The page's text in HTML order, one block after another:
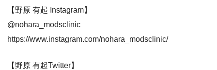
【野原 有起 Instagram】
@nohara_modsclinic
https://www.instagram.com/nohara_modsclinic/
【野原 有起Twitter】